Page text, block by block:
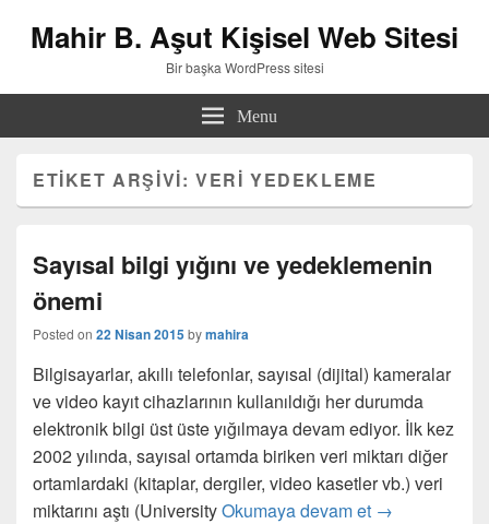
Mahir B. Aşut Kişisel Web Sitesi
Bir başka WordPress sitesi
Menu
ETIKET ARŞIVI:VERI YEDEKLEME
Sayısal bilgi yığını ve yedeklemenin
önemi
Posted on 22 Nisan 2015bymahira
Bilgisayarlar, akıllı telefonlar, sayısal (dijital) kameralar
ve video kayıt cihazlarının kullanıldığı her durumda
elektronik bilgi üst üste yığılmaya devam ediyor. İlk kez
2002 yılında, sayısal ortamda biriken veri miktarı diğer
ortamlardaki (kitaplar, dergiler, video kasetler vb.) veri
miktarını aştı (UniversityOkumaya devam et Sayısal bilgi
→